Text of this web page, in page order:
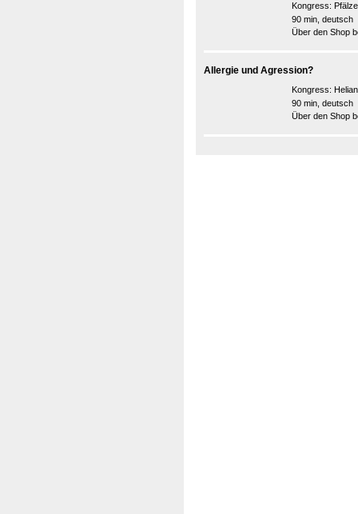
Kongress:
90 min, deutsch
Über den Shop
Allergie und Agression?
Kongress:
90 min, deutsch
Über den Shop